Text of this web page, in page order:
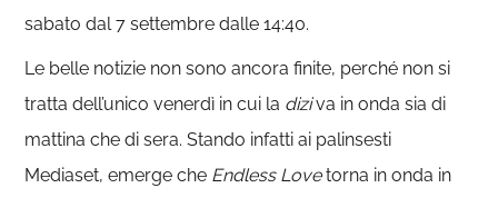
sabato dal 7 settembre dalle 14:40.
Le belle notizie non sono ancora finite, perché non si
tratta dell’unico venerdì in cui la diziva in onda sia di
mattina che di sera. Stando infatti ai palinsesti
Mediaset, emerge che Endless Lovetorna in onda in